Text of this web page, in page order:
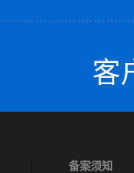
客
备案须知